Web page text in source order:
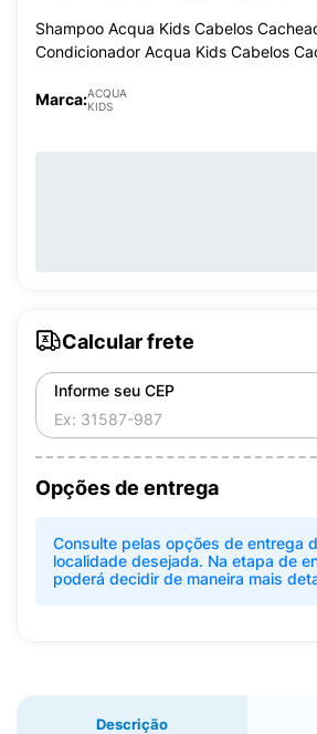
Shampoo Acqua Kids Cabelos
Condicionador Acqua Kids Cabelos
Marca:ACQUA
KIDS
Calcular frete
Informe seu CEP
Opções de entrega
Consulte pelas opções de entrega
localidade desejada. Na etapa de
poderá decidir de maneira mais
Descrição